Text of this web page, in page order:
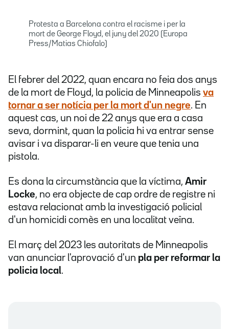
Protesta a Barcelona contra el racisme i per la
mort de George Floyd, el juny del 2020 (Europa
Press/Matias Chiofalo)
El febrer del 2022, quan encara no feia dos anys
de la mort de Floyd, la policia de Minneapolis va
tornar a ser notícia per la mort d'un negre. En
aquest cas, un noi de 22 anys que era a casa
seva, dormint, quan la policia hi va entrar sense
avisar i va disparar-li en veure que tenia una
pistola.
Es dona la circumstància que la víctima, Amir
Locke, no era objecte de cap ordre de registre ni
estava relacionat amb la investigació policial
d'un homicidi comès en una localitat veïna.
El març del 2023 les autoritats de Minneapolis
van anunciar l'aprovació d'un pla per reformar la
policia local.